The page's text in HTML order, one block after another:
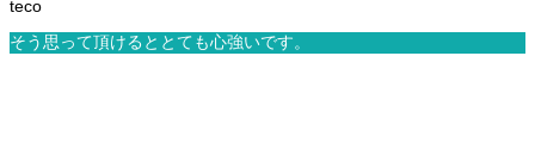
そう思って頂けるととても心強いです。